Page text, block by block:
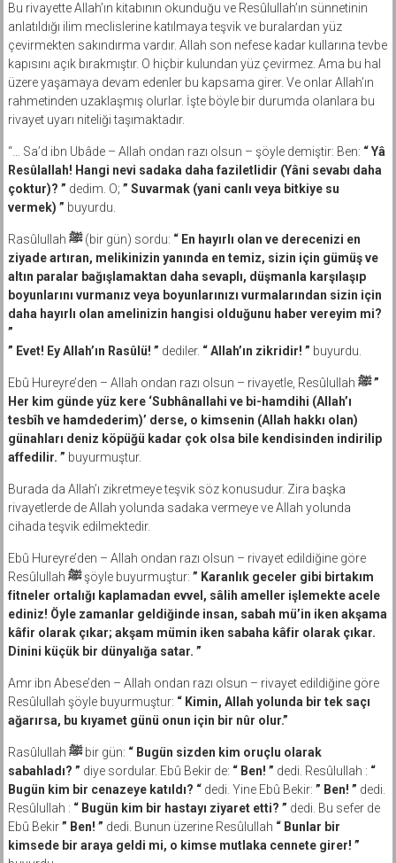
Bu rivayette Allah’ın kitabının okunduğu ve Resûlullah’ın sünnetinin
anlatıldığı ilim meclislerine katılmaya teşvik ve buralardan yüz
çevirmekten sakındırma vardır. Allah son nefese kadar kullarına tevbe
kapısını açık bırakmıştır. O hiçbir kulundan yüz çevirmez. Ama bu hal
üzere yaşamaya devam edenler bu kapsama girer. Ve onlar Allah’ın
rahmetinden uzaklaşmış olurlar. İşte böyle bir durumda olanlara bu
rivayet uyarı niteliği taşımaktadır.
“… Sa’d ibn Ubâde – Allah ondan razı olsun – şöyle demiştir: Ben: “ Yâ
Resûlallah! Hangi nevi sadaka daha faziletlidir (Yâni sevabı daha
çoktur)? ” dedim. O; ” Suvarmak (yani canlı veya bitkiye su
vermek) ” buyurdu.
Rasûlullah ﷺ(bir gün) sordu: “ En hayırlı olan ve derecenizi en
ziyade artıran, melikinizin yanında en temiz, sizin için gümüş ve
altın paralar bağışlamaktan daha sevaplı, düşmanla karşılaşıp
boyunlarını vurmanız veya boyunlarınızı vurmalarından sizin için
daha hayırlı olan amelinizin hangisi olduğunu haber vereyim mi?
”
” Evet! Ey Allah’ın Rasûlü! ” dediler. “ Allah’ın zikridir! ” buyurdu.
Ebû Hureyre’den – Allah ondan razı olsun – rivayetle, Resûlullah ﷺ”
Her kim günde yüz kere ‘Subhânallahi ve bi-hamdihi (Allah’ı
tesbîh ve hamdederim)’ derse, o kimsenin (Allah hakkı olan)
günahları deniz köpüğü kadar çok olsa bile kendisinden indirilip
affedilir. ” buyurmuştur.
Burada da Allah’ı zikretmeye teşvik söz konusudur. Zira başka
rivayetlerde de Allah yolunda sadaka vermeye ve Allah yolunda
cihada teşvik edilmektedir.
Ebû Hureyre’den – Allah ondan razı olsun – rivayet edildiğine göre
Resûlullah ﷺşöyle buyurmuştur: ” Karanlık geceler gibi birtakım
fitneler ortalığı kaplamadan evvel, sâlih ameller işlemekte acele
ediniz! Öyle zamanlar geldiğinde insan, sabah mü’in iken akşama
kâfir olarak çıkar; akşam mümin iken sabaha kâfir olarak çıkar.
Dinini küçük bir dünyalığa satar. ”
Amr ibn Abese’den – Allah ondan razı olsun – rivayet edildiğine göre
Resûlullah şöyle buyurmuştur: “ Kimin, Allah yolunda bir tek saçı
ağarırsa, bu kıyamet günü onun için bir nûr olur.”
Rasûlullah ﷺbir gün: “ Bugün sizden kim oruçlu olarak
sabahladı? ” diye sordular. Ebû Bekir de: “ Ben! ” dedi. Resûlullah : “
Bugün kim bir cenazeye katıldı? “dedi. Yine Ebû Bekir: ” Ben! ” dedi.
Resûlullah : “ Bugün kim bir hastayı ziyaret etti? ” dedi. Bu sefer de
Ebû Bekir” Ben! ” dedi. Bunun üzerine Resûlullah “ Bunlar bir
kimsede bir araya geldi mi, o kimse mutlaka cennete girer! ”